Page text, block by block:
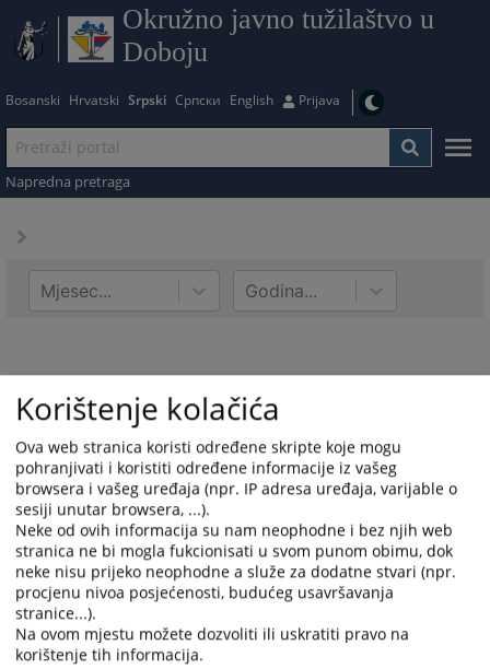
Okružno javno tužilaštvo u
Doboju
Bosanski Hrvatski Srpski Српски English Prijava
Napredna pretraga
Mjesec... Godina...
Trenutno nema vijesti
Korištenje kolačića
Ova web stranica koristi određene skripte koje mogu
pohranjivati i koristiti određene informacije iz vašeg
browsera i vašeg uređaja (npr. IP adresa uređaja, varijable o
sesiji unutar browsera, ...).
Neke od ovih informacija su nam neophodne i bez njih web
stranica ne bi mogla fukcionisati u svom punom obimu, dok
neke nisu prijeko neophodne a služe za dodatne stvari (npr.
procjenu nivoa posjećenosti, budućeg usavršavanja
stranice...).
Na ovom mjestu možete dozvoliti ili uskratiti pravo na
korištenje tih informacija.